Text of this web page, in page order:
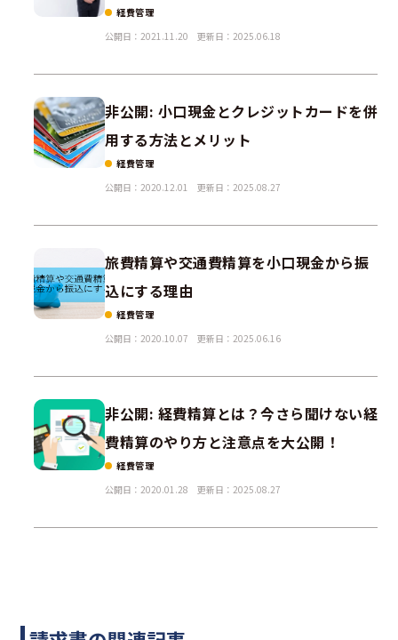
経費管理
公開日：2021.11.20
更新日：2025.06.18
非公開: 小口現金とクレジットカードを併
用する方法とメリット
経費管理
公開日：2020.12.01
更新日：2025.08.27
旅費精算や交通費精算を小口現金から振
込にする理由
経費管理
公開日：2020.10.07
更新日：2025.06.16
非公開: 経費精算とは？今さら聞けない経
費精算のやり方と注意点を大公開！
経費管理
公開日：2020.01.28
更新日：2025.08.27